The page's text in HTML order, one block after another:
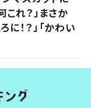
れ？」まさか
！？」「かわい